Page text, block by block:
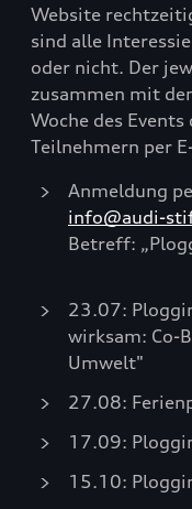
Website
sind alle
oder nicht. Der
zusammen mit
Woche des
Teilnehmern per
Anmeldung
info@audi-
Betreff:
23.07:
wirksam: Co-
Umwelt"
27.08:
17.09:
15.10: